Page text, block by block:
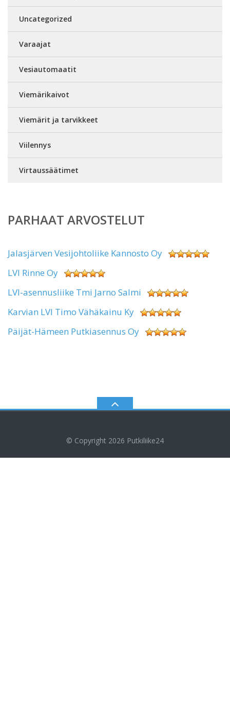
Uncategorized
Varaajat
Vesiautomaatit
Viemärikaivot
Viemärit ja tarvikkeet
Viilennys
Virtaussäätimet
PARHAAT ARVOSTELUT
Jalasjärven Vesijohtoliike Kannosto Oy
LVI Rinne Oy
LVI-asennusliike Tmi Jarno Salmi
Karvian LVI Timo Vähäkainu Ky
Päijät-Hämeen Putkiasennus Oy
© Copyright 2026 Putkiliike24